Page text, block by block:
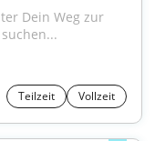
Dein Weg zur
Teilzeit Vollzeit